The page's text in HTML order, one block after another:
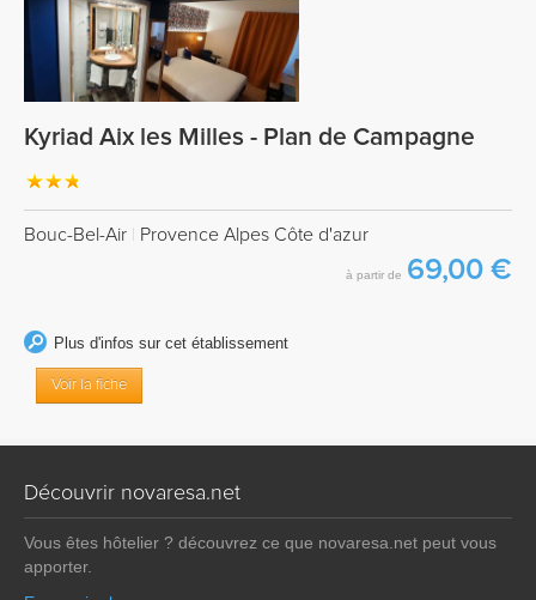
Kyriad Aix les Milles - Plan de Campagne
Bouc-Bel-Air Provence Alpes Côte d'azur
à partir de 69,00 €
Plus d'infos sur cet établissement
Voir la fiche
Découvrir novaresa.net
Vous êtes hôtelier ? découvrez ce que novaresa.net peut vous
apporter.